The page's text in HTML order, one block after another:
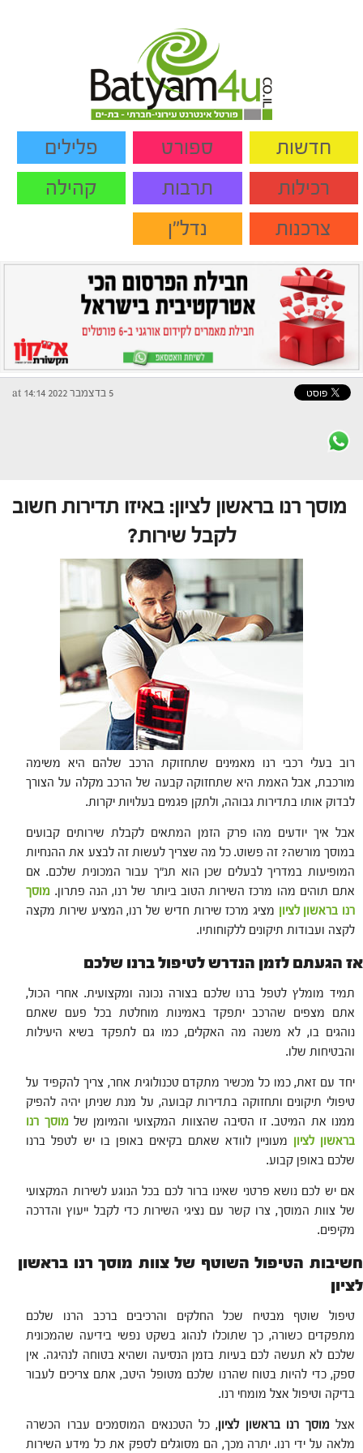
חדשות ספורט
פלילים
רכילות
תרבות
קהילה
צרכנות
נדל"ן
5 בדצמבר 2022 at 14:14
מוסך רנו בראשון לציון: באיזו תדירות חשוב
לקבל שירות?
רוב בעלי רכבי רנו מאמינים שתחזוקת הרכב שלהם היא משימה
מורכבת, אבל האמת היא שתחזוקה קבעה של הרכב מקלה על הצורך
לבדוק אותו בתדירות גבוהה, ולתקן פגמים בעלויות יקרות.
אבל איך יודעים מהו פרק הזמן המתאים לקבלת שירותים קבועים
במוסך מורשה? זה פשוט. כל מה שצריך לעשות זה לבצע את ההנחיות
המופיעות במדריך לבעלים שכן הוא תנ"ך עבור המכונית שלכם. אם
אתם תוהים מהו מרכז השירות הטוב ביותר של רנו, הנה פתרון. מוסך
רנו בראשון לציון מציג מרכז שירות חדיש של רנו, המציע שירות מקצה
לקצה ועבודות תיקונים ללקוחותיו.
אז הגעתם לזמן הנדרש לטיפול ברנו שלכם
תמיד מומלץ לטפל ברנו שלכם בצורה נכונה ומקצועית. אחרי הכול,
אתם מצפים שהרכב יתפקד באמינות מוחלטת בכל פעם שאתם
נוהגים בו, לא משנה מה האקלים, כמו גם לתפקד בשיא היעילות
והבטיחות שלו.
יחד עם זאת, כמו כל מכשיר מתקדם טכנולוגית אחר, צריך להקפיד על
טיפולי תיקונים ותחזוקה בתדירות קבועה, על מנת שניתן יהיה להפיק
ממנו את המיטב. זו הסיבה שהצוות המקצועי והמיומן של מוסך רנו
בראשון לציון מעוניין לוודא שאתם בקיאים באופן בו יש לטפל ברנו
שלכם באופן קבוע.
אם יש לכם נושא פרטני שאינו ברור לכם בכל הנוגע לשירות המקצועי
של צוות המוסך, צרו קשר עם נציגי השירות כדי לקבל ייעוץ והדרכה
מקיפים.
חשיבות הטיפול השוטף של צוות מוסך רנו בראשון
לציון
טיפול שוטף מבטיח שכל החלקים והרכיבים ברכב הרנו שלכם
מתפקדים כשורה, כך שתוכלו לנהוג בשקט נפשי בידיעה שהמכונית
שלכם לא תעשה לכם בעיות בזמן הנסיעה ושהיא בטוחה לנהיגה. אין
ספק, כדי להיות בטוח שהרנו שלכם מטופל היטב, אתם צריכים לעבור
בדיקה וטיפול אצל מומחי רנו.
אצל מוסך רנו בראשון לציון, כל הטכנאים המוסמכים עברו הכשרה
מלאה על ידי רנו. יתרה מכך, הם מסוגלים לספק את כל מידע השירות